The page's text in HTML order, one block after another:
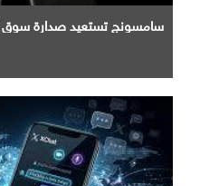
سامسونج تستعيد صدارة سوق